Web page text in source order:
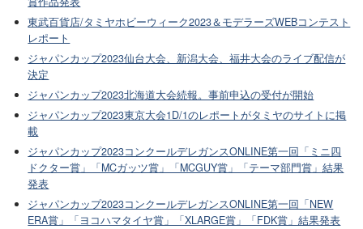
東武百貨店/タミヤホビーウィーク2023＆モデラーズWEBコンテスト
レポート
ジャパンカップ2023仙台大会、新潟大会、福井大会のライブ配信が
決定
ジャパンカップ2023北海道大会続報。事前申込の受付が開始
ジャパンカップ2023東京大会1D/1のレポートがタミヤのサイトに掲
載
ジャパンカップ2023コンクールデレガンスONLINE第一回「ミニ四
ドクター賞」「MCガッツ賞」「MCGUY賞」「テーマ部門賞」結果
発表
ジャパンカップ2023コンクールデレガンスONLINE第一回「NEW
ERA賞」「ヨコハマタイヤ賞」「XLARGE賞」「FDK賞」結果発表